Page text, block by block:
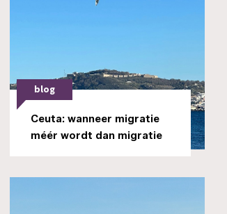
blog
Ceuta: wanneer migratie
méér wordt dan migratie